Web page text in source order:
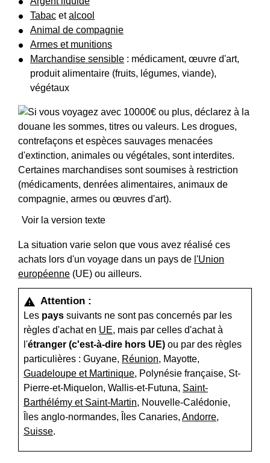
Tabac etalcool
Animal de compagnie
Armes et munitions
Marchandise sensible : médicament, œuvre d'art,
produit alimentaire (fruits, légumes, viande),
végétaux
Voir la version texte
La situation varie selon que vous avez réalisé ces
achats lors d'un voyage dans un pays de l'Union
européenne (UE) ou ailleurs.
warning Attention :
Les pays suivants ne sont pas concernés par les
règles d'achat en UE, mais par celles d'achat à
l'étranger (c'est-à-dire hors UE) ou par des règles
particulières : Guyane, Réunion, Mayotte,
Guadeloupe et Martinique, Polynésie française, St-
Pierre-et-Miquelon, Wallis-et-Futuna, Saint-
Barthélémy et Saint-Martin, Nouvelle-Calédonie,
Îles anglo-normandes, Îles Canaries, Andorre,
Suisse.